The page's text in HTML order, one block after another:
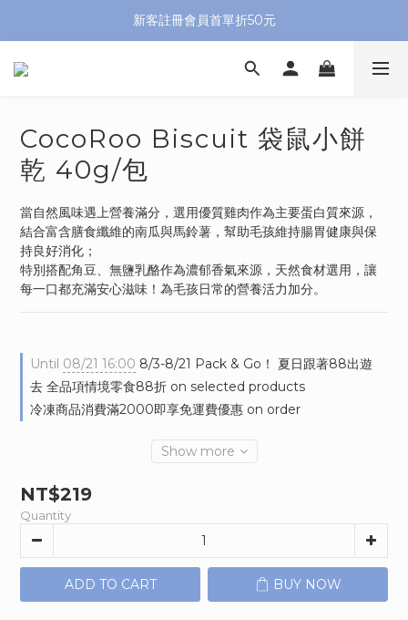
新客註冊會員首單折50元
CocoRoo Biscuit 袋鼠小餅
乾 40g/包
當自然風味遇上營養滿分，選用優質雞肉作為主要蛋白質來源，
結合富含膳食纖維的南瓜與馬鈴薯，幫助毛孩維持腸胃健康與保
持良好消化；
特別搭配角豆、無鹽乳酪作為濃郁香氣來源，天然食材選用，讓
每一口都充滿安心滋味！為毛孩日常的營養活力加分。
Until 08/21 16:00 8/3-8/21 Pack & Go！ 夏日跟著88出遊
去 全品項情境零食88折 on selected products
冷凍商品消費滿2000即享免運費優惠 on order
Show more
NT$219
Quantity
ADD TO CART BUY NOW